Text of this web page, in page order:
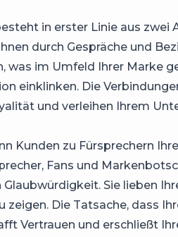
in erster Linie aus zwei
durch Gespräche und
was im Umfeld Ihrer Marke
einklinken. Die
und verleihen Ihrem
Kunden zu Fürsprechern
Fans und
Sie lieben
zeigen. Die Tatsache, dass
Vertrauen und erschließt